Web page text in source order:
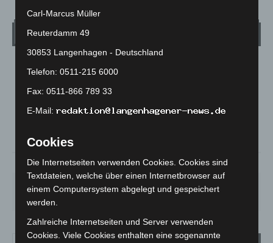
LANGENHAGEN
16.8°C
58% 2.2m/s 34%
25° °
SO.
31 35°
Carl-Marcus Müller
Reuterdamm 49
30853 Langenhagen - Deutschland
Telefon: 0511-215 6000
Fax: 0511-866 789 33
E-Mail:
Cookies
Die Internetseiten verwenden Cookies. Cookies sind
Textdateien, welche über einen Internetbrowser auf
einem Computersystem abgelegt und gespeichert
werden.
Zahlreiche Internetseiten und Server verwenden
Cookies. Viele Cookies enthalten eine sogenannte